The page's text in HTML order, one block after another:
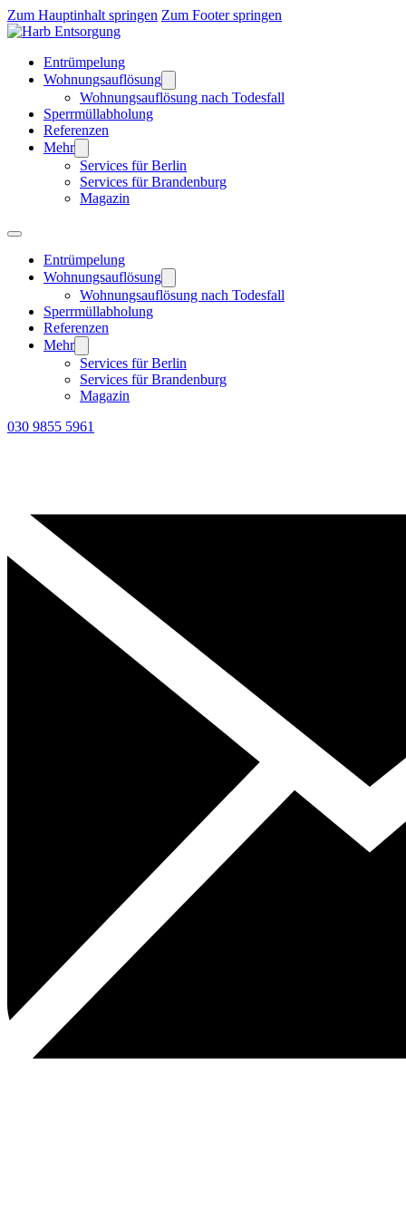
Zum Hauptinhalt springen Zum Footer springen
Entrümpelung
Wohnungsauflösung
Wohnungsauflösung nach Todesfall
Sperrmüllabholung
Referenzen
Mehr
Services für Berlin
Services für Brandenburg
Magazin
Entrümpelung
Wohnungsauflösung
Wohnungsauflösung nach Todesfall
Sperrmüllabholung
Referenzen
Mehr
Services für Berlin
Services für Brandenburg
Magazin
030 9855 5961